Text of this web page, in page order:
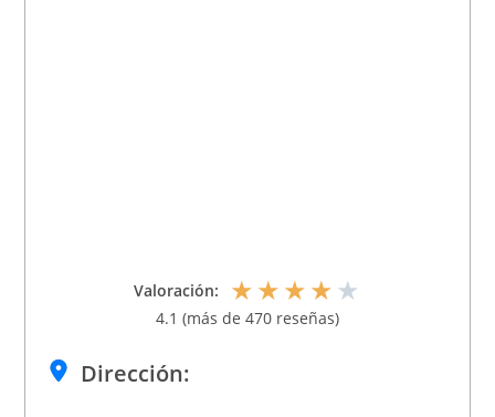
Valoración: ★★★★★
4.1 (más de 470 reseñas)
Dirección: